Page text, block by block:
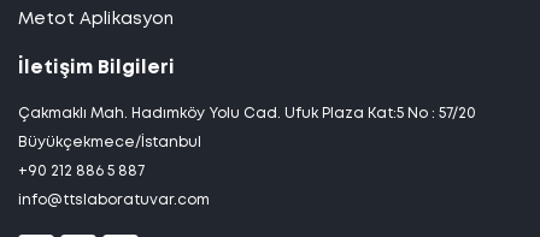
Metot Aplikasyon
İletişim Bilgileri
Çakmaklı Mah. Hadımköy Yolu Cad. Ufuk Plaza Kat:5 No : 57/20
Büyükçekmece/İstanbul
+90 212 886 5 887
info@ttslaboratuvar.com